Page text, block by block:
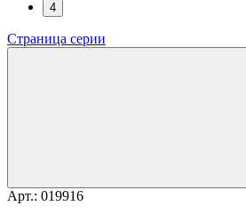
4
Страница серии
Арт.: 019916